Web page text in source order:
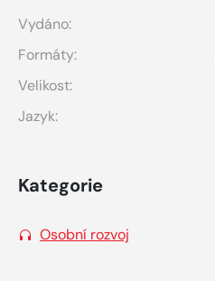
Vydáno:
Formáty:
Velikost:
Jazyk:
Kategorie
Osobní rozvoj